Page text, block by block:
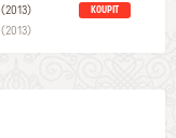
(2013) KOUPIT
(2013)